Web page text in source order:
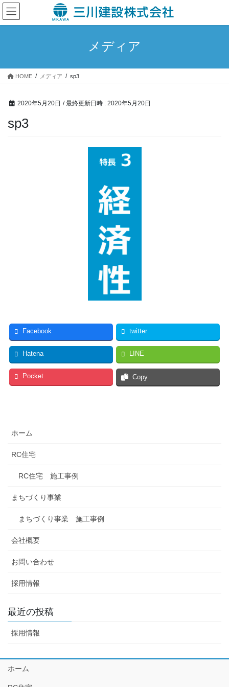
コ
ン
テ
ス
ナ
ビ
ゲ
ン
メディア
HOME メディア sp3
2020年5月20日 / 最終更新日時 : 2020年5月20日
sp3
Facebook twitter
Hatena LINE
Pocket Copy
ホーム
RC住宅
RC住宅 施工事例
まちづくり事業
まちづくり事業 施工事例
会社概要
お問い合わせ
採用情報
最近の投稿
採用情報
ホーム